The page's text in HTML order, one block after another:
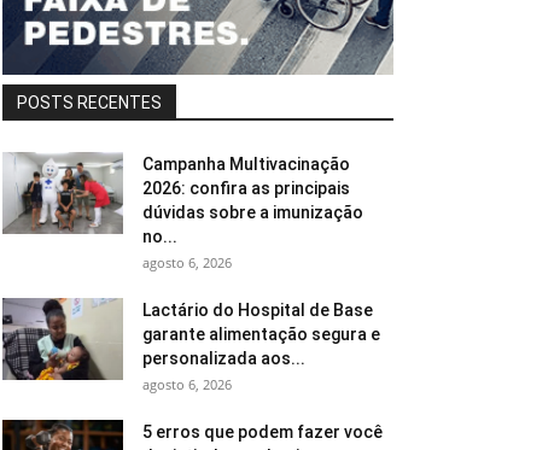
POSTS RECENTES
Campanha Multivacinação
2026: confira as principais
dúvidas sobre a imunização
no...
agosto 6, 2026
Lactário do Hospital de Base
garante alimentação segura e
personalizada aos...
agosto 6, 2026
5 erros que podem fazer você